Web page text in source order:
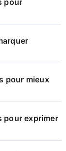
pour mieux
pour exprimer